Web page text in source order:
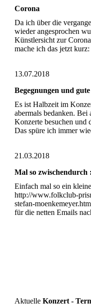
Corona
Da ich über die
wieder angesprochen
Künstlersicht zur
mache ich das jetzt
13.07.2018
Begegnungen und
Es ist Halbzeit im
abermals bedanken.
Konzerte besuchen und
Das spüre ich immer
21.03.2018
Mal so zwischendurch
Einfach mal so ein
http://www.folkclub-
stefan-
für die netten Emails
Aktuelle Konzert -